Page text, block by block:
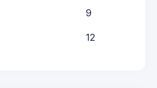
9
12